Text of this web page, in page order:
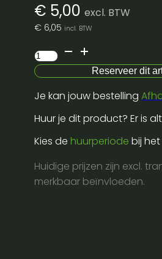
€ 5,00 excl. BTW
€ 6,05 incl. BTW
Beam
Clamp
500
kg
max-
aantal
Reserveer dit
Je kan jouw bestelling
Huur je dit product? Er is
Kies de huurperiode bij
Huidige prijzen zijn excl.
merkbaar beïnvloeden.